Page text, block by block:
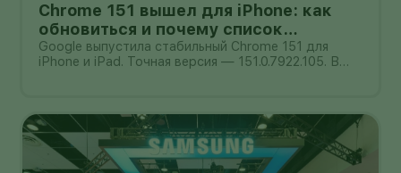
Chrome 151 вышел для iPhone: как
обновиться и почему список
исправлений нельзя додумывать
Google выпустила стабильный Chrome 151 для
iPhone и iPad. Точная версия — 151.0.7922.105. В
список закрытых уязвимостей. Поэтому при